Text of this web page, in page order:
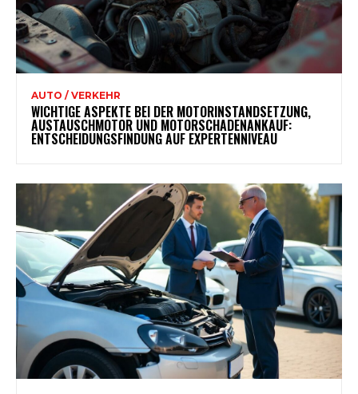
AUTO / VERKEHR
WICHTIGE ASPEKTE BEI DER MOTORINSTANDSETZUNG,
AUSTAUSCHMOTOR UND MOTORSCHADENANKAUF:
ENTSCHEIDUNGSFINDUNG AUF EXPERTENNIVEAU